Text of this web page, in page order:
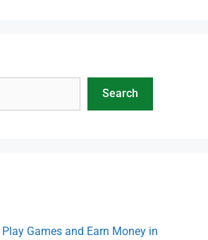
Search
Play Games and Earn Money in